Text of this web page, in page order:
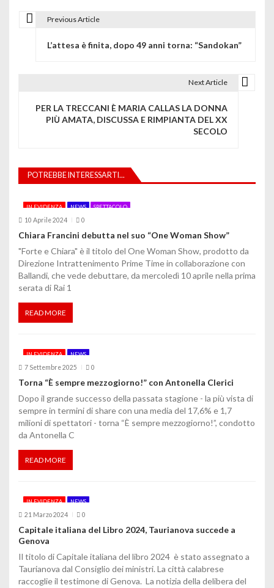
i
o
n
e
a
r
c
o
l
i
Previous Article
L’attesa è finita, dopo 49 anni torna: “Sandokan”
Next Article
PER LA TRECCANI È MARIA CALLAS LA DONNA
PIÙ AMATA, DISCUSSA E RIMPIANTA DEL XX
SECOLO
POTREBBE INTERESSARTI...
IN EVIDENZA NEWS SPETTACOLO
10 Aprile 2024 0
Chiara Francini debutta nel suo “One Woman Show”
"Forte e Chiara" è il titolo del One Woman Show, prodotto da
Direzione Intrattenimento Prime Time in collaborazione con
Ballandi, che vede debuttare, da mercoledì 10 aprile nella prima
serata di Rai 1
READ MORE
IN EVIDENZA NEWS
7 Settembre 2025 0
Torna “È sempre mezzogiorno!” con Antonella Clerici
Dopo il grande successo della passata stagione - la più vista di
sempre in termini di share con una media del 17,6% e 1,7
milioni di spettatori - torna “È sempre mezzogiorno!”, condotto
da Antonella C
READ MORE
IN EVIDENZA NEWS
21 Marzo 2024 0
Capitale italiana del Libro 2024, Taurianova succede a
Genova
Il titolo di Capitale italiana del libro 2024 è stato assegnato a
Taurianova dal Consiglio dei ministri. La città calabrese
raccoglie il testimone di Genova. La notizia della delibera del